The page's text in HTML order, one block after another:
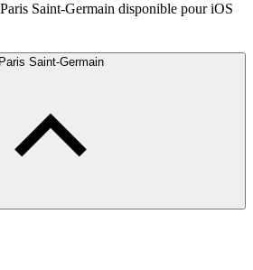
Saint-Germain disponible pour iOS
Paris Saint-Germain